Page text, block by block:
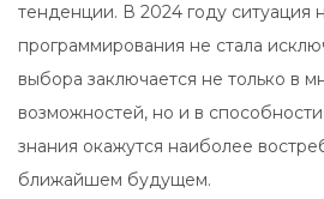
тенденции. В 2024 году ситуация
программирования не стала
выбора заключается не только в
возможностей, но и в
знания окажутся наиболее
ближайшем будущем.